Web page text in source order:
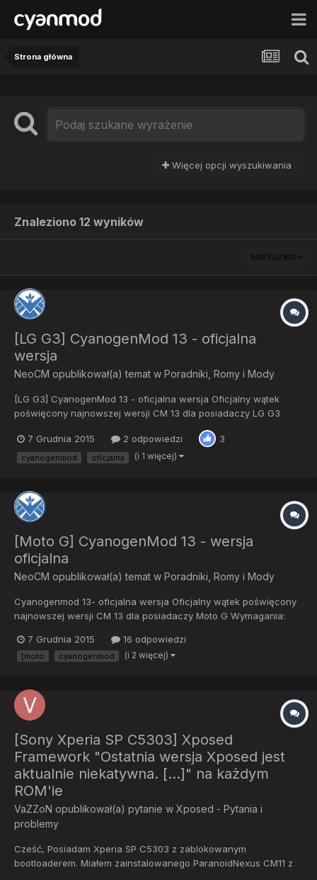
Strona główna
Więcej opcji wyszukiwania
Znaleziono 12 wyników
SORTUJ WG
[LG G3] CyanogenMod 13 - oficjalna
wersja
NeoCM opublikował(a) temat w Poradniki, Romy i Mody
[LG G3] CyanogenMod 13 - oficjalna wersja Oficjalny wątek
poświęcony najnowszej wersji CM 13 dla posiadaczy LG G3
najnowsze Instalacja: Pobieramy ROM i Gapps Przenosimy pliki
na telefon lub na sdcard...
7 Grudnia 2015 2 odpowiedzi 3
cyanogenmod oficjalna (i 1 więcej)
[Moto G] CyanogenMod 13 - wersja
oficjalna
NeoCM opublikował(a) temat w Poradniki, Romy i Mody
Cyanogenmod 13- oficjalna wersja Oficjalny wątek poświęcony
najnowszej wersji CM 13 dla posiadaczy Moto G Wymagania:
Instalacja: Pobieramy ROM i Gapps Przenosimy pliki na telefon
lub na sdcard Wc...
7 Grudnia 2015 16 odpowiedzi
[moto cyanogenmod (i 2 więcej)
[Sony Xperia SP C5303] Xposed
Framework "Ostatnia wersja Xposed jest
aktualnie niekatywna. [...]" na każdym
ROM'ie
VaZZoN opublikował(a) pytanie w Xposed - Pytania i
problemy
Cześć, Posiadam Xperia SP C5303 z zablokowanym
bootloaderem. Miałem zainstalowanego ParanoidNexus CM11 z